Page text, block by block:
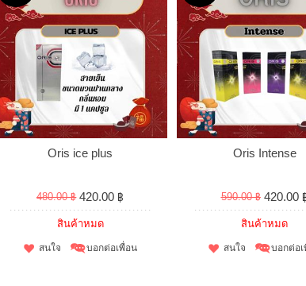
Oris ice plus
480.00 ฿ 420.00 ฿
สินค้าหมด
สนใจ บอกต่อเพื่อน
Oris Intense
590.00 ฿ 420.00
สินค้าหมด
สนใจ บอกต่อ